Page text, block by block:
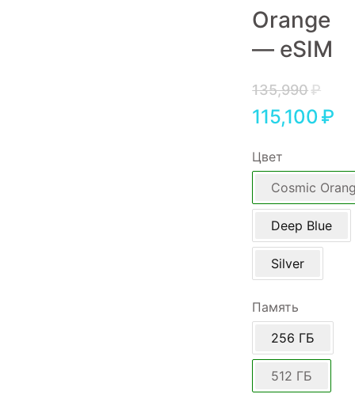
Orange
— eSIM
135,990₽
115,100₽
Цвет
Cosmic
Deep Blue
Silver
Память
256 ГБ
512 ГБ